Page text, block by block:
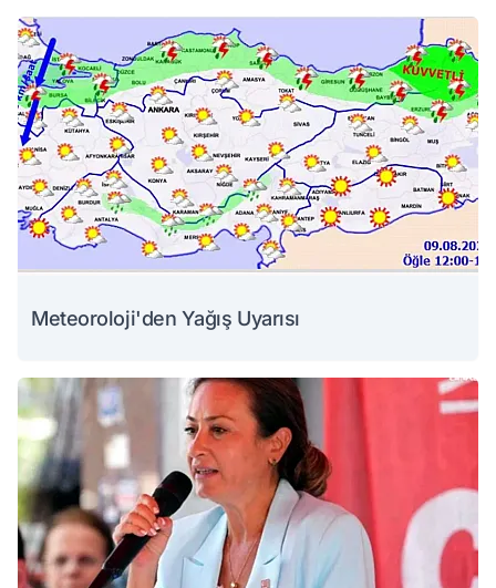
Meteoroloji'den Yağış Uyarısı